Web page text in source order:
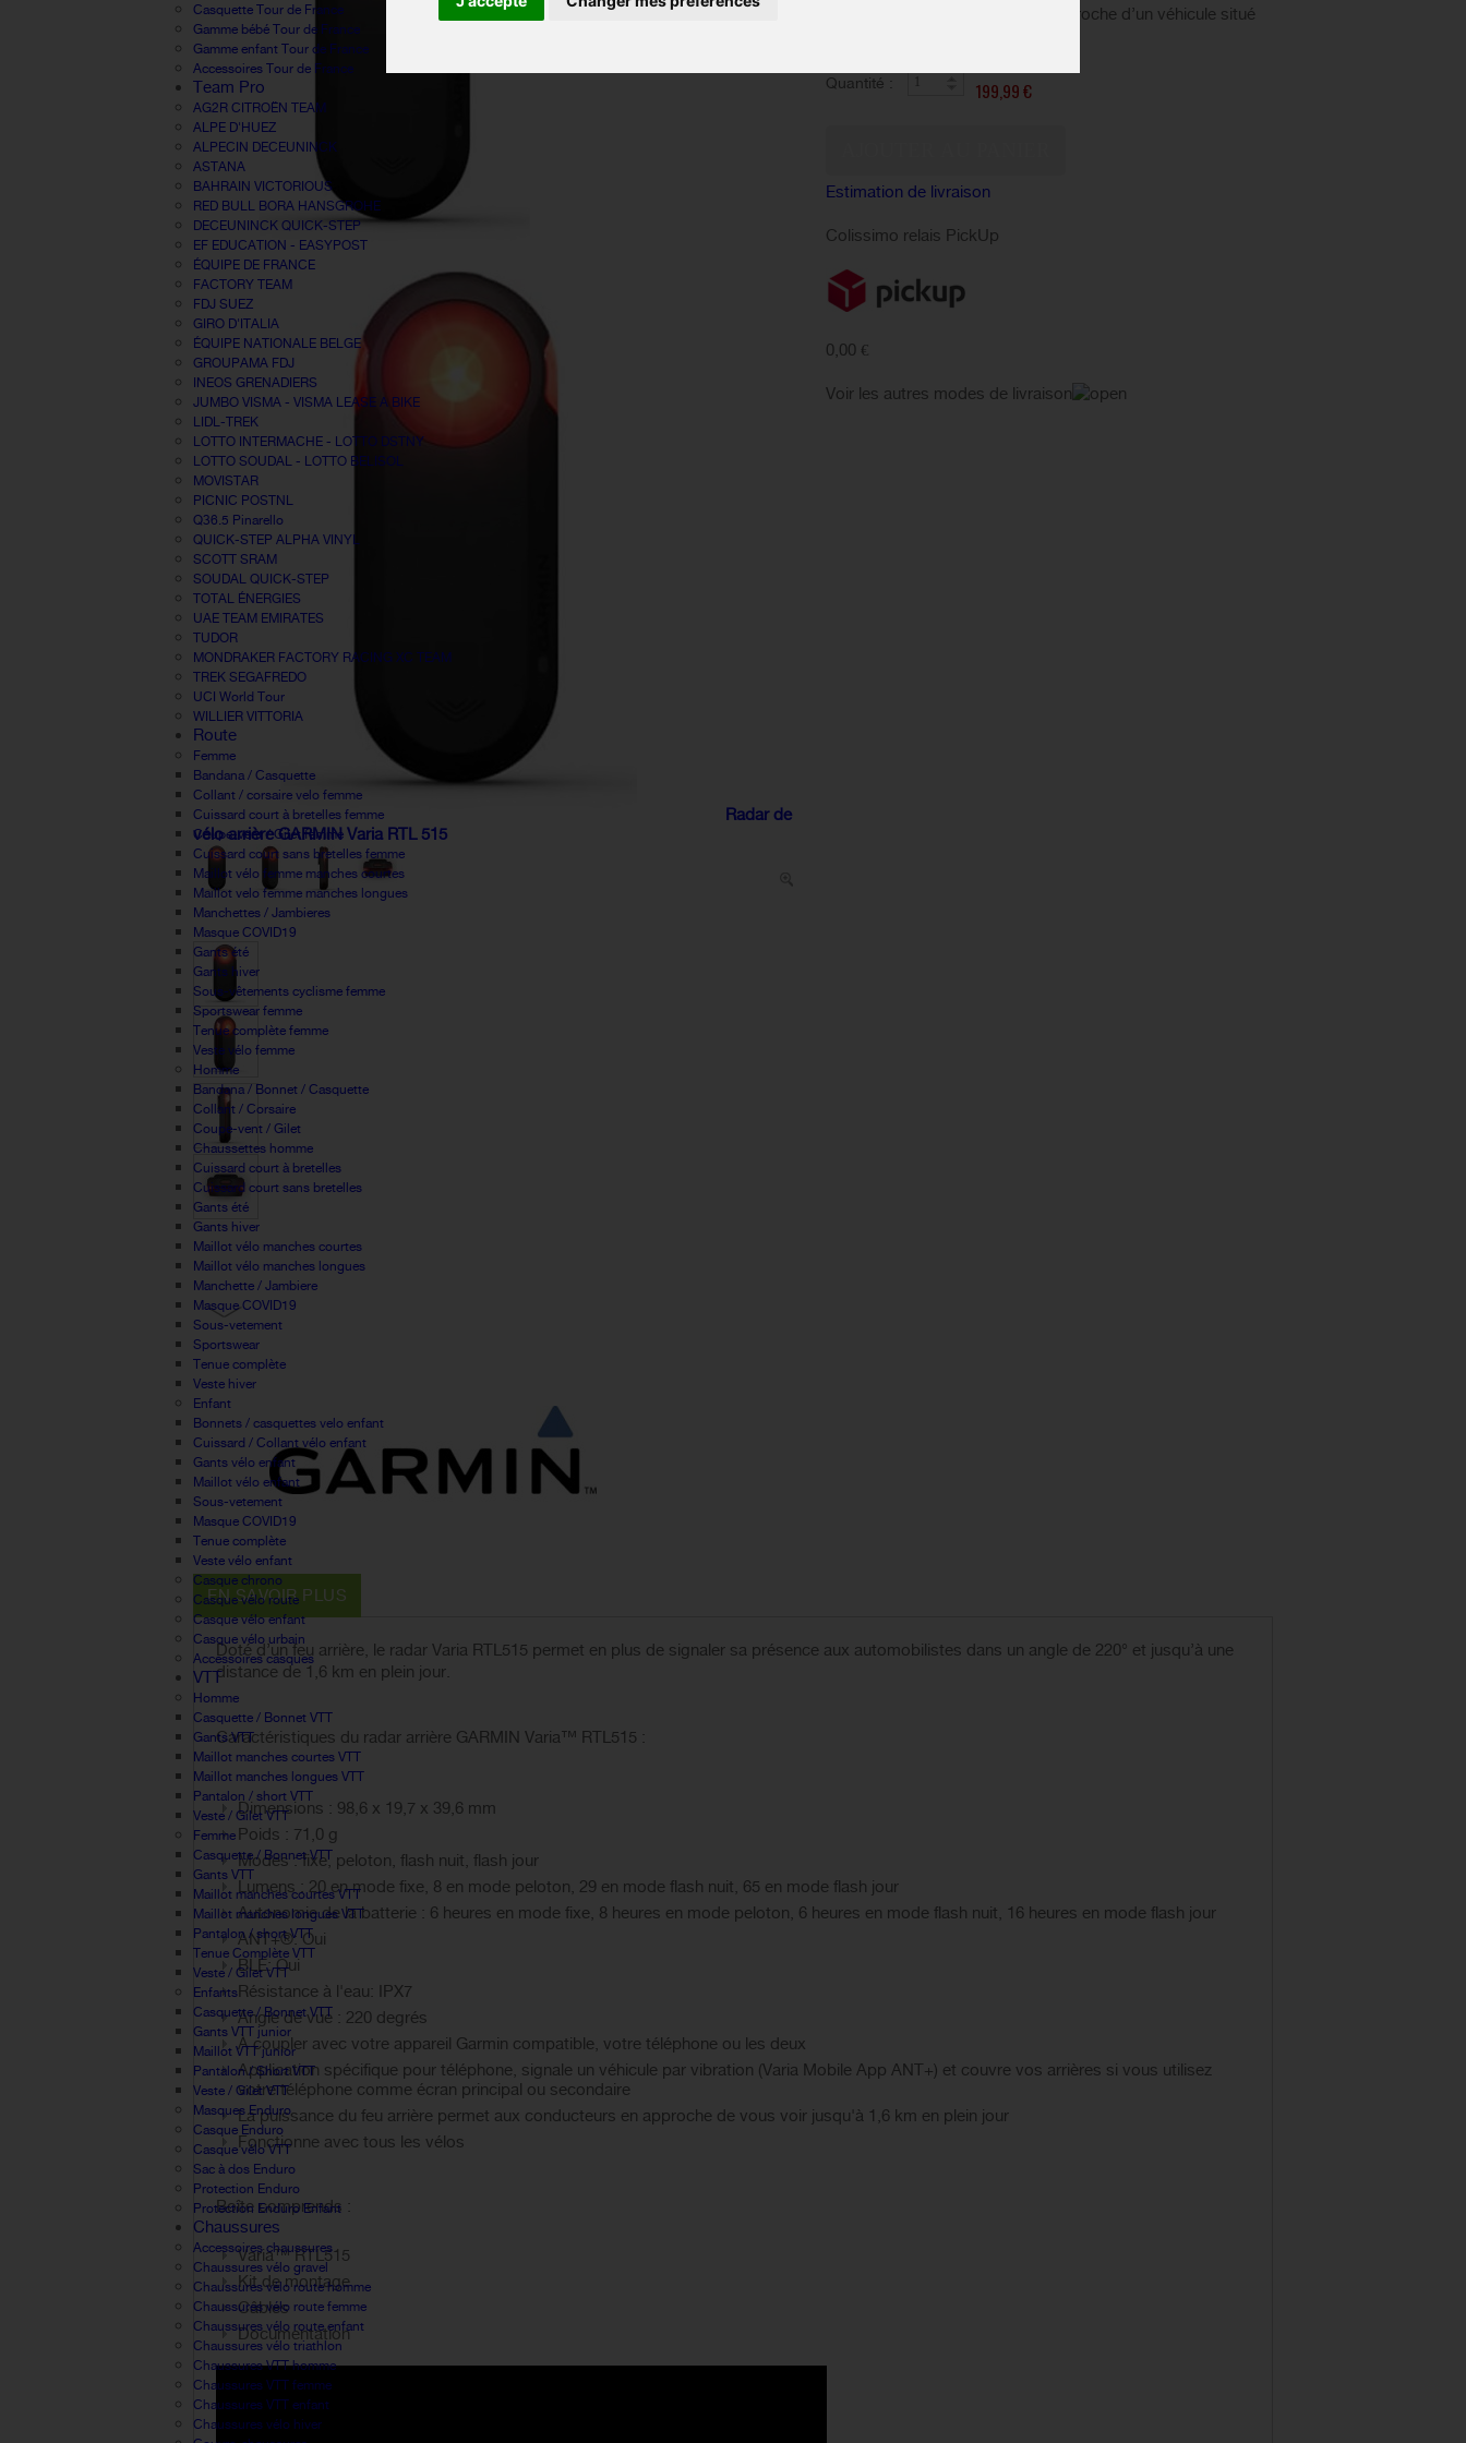
Casquette Tour de France
Gamme bébé Tour de France
Gamme enfant Tour de France
Accessoires Tour de France
Team Pro
AG2R CITROËN TEAM
ALPE D'HUEZ
ALPECIN DECEUNINCK
ASTANA
BAHRAIN VICTORIOUS
RED BULL BORA HANSGROHE
DECEUNINCK QUICK-STEP
EF EDUCATION - EASYPOST
ÉQUIPE DE FRANCE
FACTORY TEAM
FDJ SUEZ
GIRO D'ITALIA
ÉQUIPE NATIONALE BELGE
GROUPAMA FDJ
INEOS GRENADIERS
JUMBO VISMA - VISMA LEASE A BIKE
LIDL-TREK
LOTTO INTERMACHE - LOTTO DSTNY
LOTTO SOUDAL - LOTTO BELISOL
MOVISTAR
PICNIC POSTNL
Q36.5 Pinarello
QUICK-STEP ALPHA VINYL
SCOTT SRAM
SOUDAL QUICK-STEP
TOTAL ÉNERGIES
UAE TEAM EMIRATES
TUDOR
MONDRAKER FACTORY RACING XC TEAM
TREK SEGAFREDO
UCI World Tour
WILLIER VITTORIA
Route
Femme
Bandana / Casquette
Collant / corsaire velo femme
Cuissard court à bretelles femme
Coupe-vent / Gilet femme
Cuissard court sans bretelles femme
Maillot vélo femme manches courtes
Maillot velo femme manches longues
Manchettes / Jambieres
Masque COVID19
Gants été
Gants hiver
Sous-vêtements cyclisme femme
Sportswear femme
Tenue complète femme
Veste vélo femme
Homme
Bandana / Bonnet / Casquette
Collant / Corsaire
Coupe-vent / Gilet
Chaussettes homme
Cuissard court à bretelles
Cuissard court sans bretelles
Gants été
Gants hiver
Maillot vélo manches courtes
Maillot vélo manches longues
Manchette / Jambiere
Masque COVID19
Sous-vetement
Sportswear
Tenue complète
Veste hiver
Enfant
Bonnets / casquettes velo enfant
Cuissard / Collant vélo enfant
Gants vélo enfant
Maillot vélo enfant
Sous-vetement
Masque COVID19
Tenue complète
Veste vélo enfant
Casque chrono
Casque vélo route
Casque vélo enfant
Casque vélo urbain
Accessoires casques
VTT
Homme
Casquette / Bonnet VTT
Gants VTT
Maillot manches courtes VTT
Maillot manches longues VTT
Pantalon / short VTT
Veste / Gilet VTT
Femme
Casquette / Bonnet VTT
Gants VTT
Maillot manches courtes VTT
Maillot manches longues VTT
Pantalon / short VTT
Tenue Complète VTT
Veste / Gilet VTT
Enfants
Casquette / Bonnet VTT
Gants VTT junior
Maillot VTT junior
Pantalon / Short VTT
Veste / Gilet VTT
Masques Enduro
Casque Enduro
Casque vélo VTT
Sac à dos Enduro
Protection Enduro
Protection Enduro Enfant
Chaussures
Accessoires chaussures
Chaussures vélo gravel
Chaussures vélo route homme
Chaussures vélo route femme
Chaussures vélo route enfant
Chaussures vélo triathlon
Chaussures VTT homme
Chaussures VTT femme
Chaussures VTT enfant
Chaussures vélo hiver
Radar de
vélo arrière GARMIN Varia RTL 515
sonores pour les prévenir de l’approche d’un véhicule situé
Quantité : 199,99 €
Estimation de livraison
Colissimo relais PickUp
0,00 €
Voir les autres modes de livraison
EN SAVOIR PLUS
Doté d’un feu arrière, le radar Varia RTL515 permet en plus de signaler sa présence aux automobilistes dans un angle de 220° et jusqu’à une
distance de 1,6 km en plein jour.
Caractéristiques du radar arrière GARMIN Varia™ RTL515 :
Dimensions : 98,6 x 19,7 x 39,6 mm
Poids : 71,0 g
Modes : fixe, peloton, flash nuit, flash jour
Lumens : 20 en mode fixe, 8 en mode peloton, 29 en mode flash nuit, 65 en mode flash jour
Autonomie de la batterie : 6 heures en mode fixe, 8 heures en mode peloton, 6 heures en mode flash nuit, 16 heures en mode flash jour
ANT+®: Oui
BLE: Oui
Résistance à l'eau: IPX7
Angle de vue : 220 degrés
À coupler avec votre appareil Garmin compatible, votre téléphone ou les deux
Application spécifique pour téléphone, signale un véhicule par vibration (Varia Mobile App ANT+) et couvre vos arrières si vous utilisez
votre téléphone comme écran principal ou secondaire
La puissance du feu arrière permet aux conducteurs en approche de vous voir jusqu'à 1,6 km en plein jour
Fonctionne avec tous les vélos
Boîte comprends :
Varia™ RTL515
Kit de montage
Câbles
Documentation